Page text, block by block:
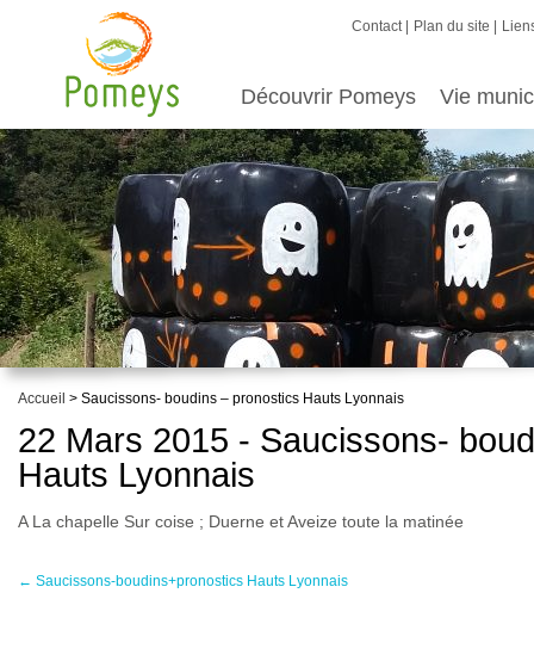
Contact Plan du site
Découvrir Pomeys Vie
Accueil > Saucissons- boudins – pronostics Hauts Lyonnais
22 Mars 2015 - Saucissons-
Hauts Lyonnais
A La chapelle Sur coise ; Duerne et Aveize toute la matinée
← Saucissons-boudins+pronostics Hauts Lyonnais